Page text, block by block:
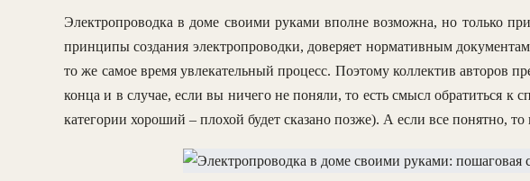
Электропроводка в доме своими руками вполне возможна, но только
принципы создания электропроводки, доверяет нормативным
то же самое время увлекательный процесс. Поэтому коллектив авторов
конца и в случае, если вы ничего не поняли, то есть смысл обратиться к
категории хороший – плохой будет сказано позже). А если все понятно,